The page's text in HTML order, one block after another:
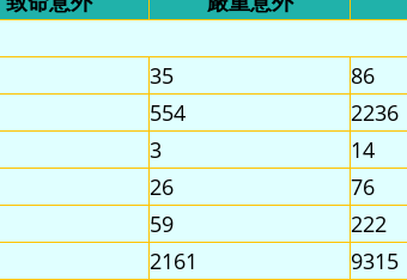
35 86
554 2236
3 14
26 76
59 222
2161 9315